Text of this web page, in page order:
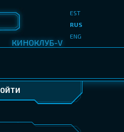
КИНОКЛУБ-V
EST
RUS
ENG